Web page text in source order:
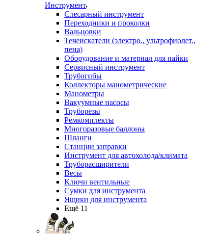
Инструмент
Слесарный инструмент
Переходники и проколки
Вальцовки
Течеискатели (электро., ультрофиолет.,
пена)
Оборудование и материал для пайки
Сервисный инструмент
Трубогибы
Коллекторы манометрические
Манометры
Вакуумные насосы
Труборезы
Ремкомплекты
Многоразовые баллоны
Шланги
Станции заправки
Инструмент для автохолода/климата
Труборасширители
Весы
Ключи вентильные
Сумки для инструмента
Ящики для инструмента
Ещё 11